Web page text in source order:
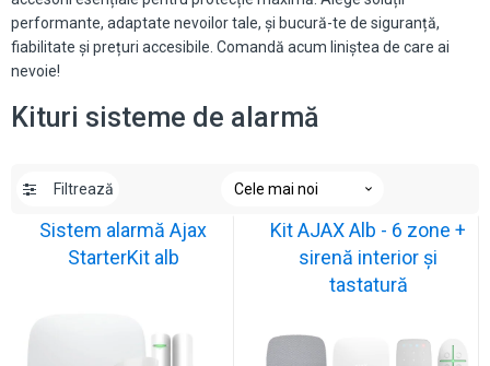
performante, adaptate nevoilor tale, și bucură-te de siguranță,
fiabilitate și prețuri accesibile. Comandă acum liniștea de care ai
nevoie!
Kituri sisteme de alarmă
Filtrează
Sistem alarmă Ajax
StarterKit alb
Kit AJAX Alb - 6 zone +
sirenă interior și
tastatură